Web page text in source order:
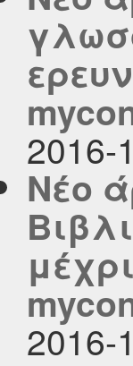
2016-
Νέο
2016-